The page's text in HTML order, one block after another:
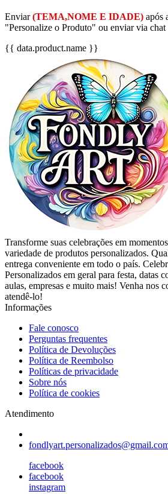
Enviar(TEMA,NOME E IDADE) após
"Personalize o Produto" ou enviar via
{{ data.product.name }}
Transforme suas celebrações em
variedade de produtos personalizados.
entrega conveniente em todo o país.
Personalizados em geral para festa, datas
aulas, empresas e muito mais! Venha nos
atendê-lo!
Informações
Fale conosco
Perguntas frequentes
Política de Devoluções
Política de Reembolso
Políticas de privacidade
Sobre nós
Política de cookies
Atendimento
facebook
facebook
instagram